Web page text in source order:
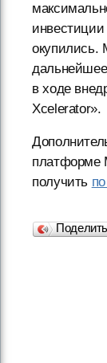
окупились.
в ходе
Xcelerator».
платформе
получить